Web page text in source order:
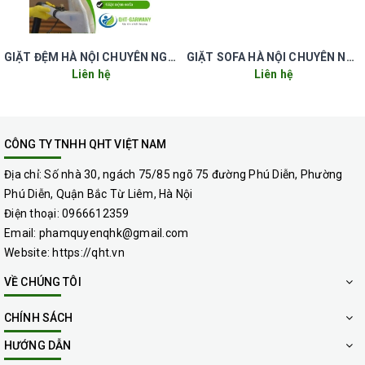
khách tham khảo dịch vụ của QHT VIỆT
NAM giặt rèm cửa tại Hoài Đức Hà Nội.
Ở khu vực Hoài Đức Hà Nội có rất nhiều
công ty cung cấp dịch vụ Giặt Rèm uy tín,
chất lượng. Nếu nói uy tín, chất lượng nhất
thì bạn sẽ nghĩ “bên nào chả nói họ là số 1”
rồi thì thực tế cũng tầm trung mà thôi.
Chúng tôi – QHT VIỆT NAM không phải là
đơn vị uy tín số 1 nhưng chuyên nghiệp thì
GIẶT ĐỆM HÀ NỘI CHUYÊN NGHIỆP UY TÍN GIÁ RẺ
Liên hệ
GIẶT SOFA HÀ NỘI CHUYÊN NGHIỆP UY TÍN GIÁ RẺ
Liên hệ
CÔNG TY TNHH QHT VIỆT NAM
Địa chỉ: Số nhà 30, ngách 75/85 ngõ 75 đường Phú Diễn, Phường
Phú Diễn, Quận Bắc Từ Liêm, Hà Nội
Điện thoại: 0966612359
Email: phamquyenqhk@gmail.com
Website: https://qht.vn
VỀ CHÚNG TÔI
CHÍNH SÁCH
HƯỚNG DẪN